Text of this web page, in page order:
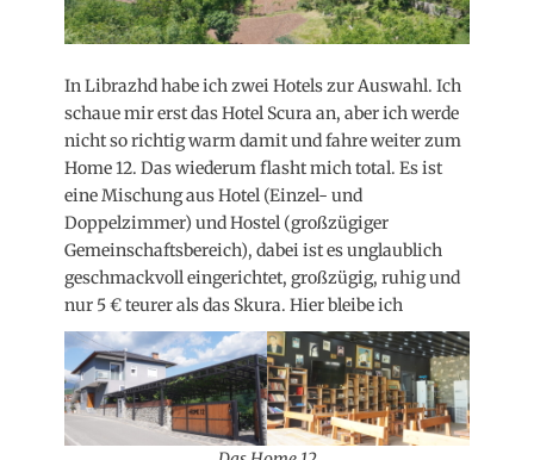
In Librazhd habe ich zwei Hotels zur Auswahl. Ich
schaue mir erst das Hotel Scura an, aber ich werde
nicht so richtig warm damit und fahre weiter zum
Home 12. Das wiederum flasht mich total. Es ist
eine Mischung aus Hotel (Einzel- und
Doppelzimmer) und Hostel (großzügiger
Gemeinschaftsbereich), dabei ist es unglaublich
geschmackvoll eingerichtet, großzügig, ruhig und
nur 5 € teurer als das Skura. Hier bleibe ich